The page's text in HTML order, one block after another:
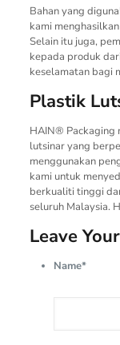
Bahan yang
kami
Selain itu juga,
kepada produk
keselamatan bagi
Plastik
HAIN® Packaging
lutsinar yang
menggunakan
kami untuk
berkualiti tinggi
seluruh Malaysia.
Leave
Name*